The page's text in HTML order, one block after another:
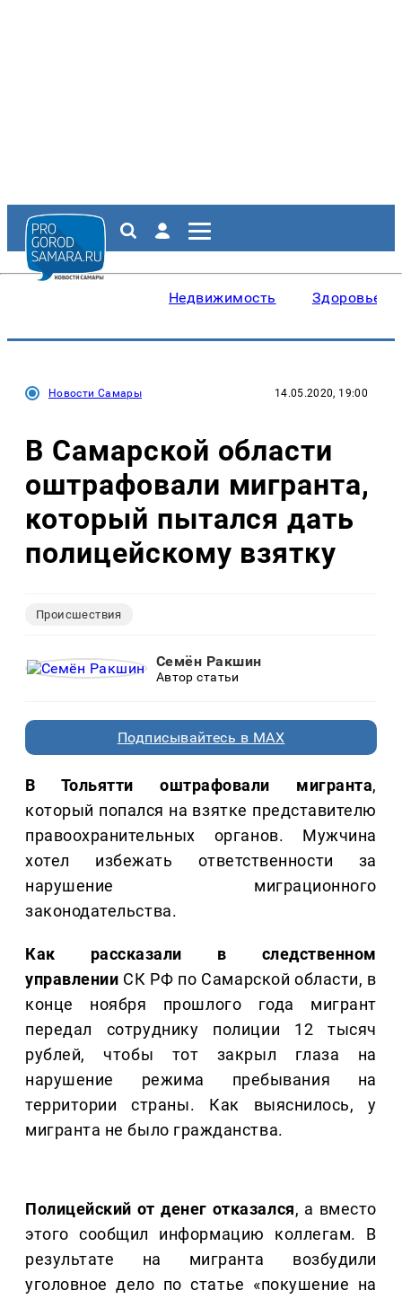
Недвижимость Здоровье
Новости Самары 14.05.2020, 19:00
В Самарской области
оштрафовали мигранта,
который пытался дать
полицейскому взятку
Происшествия
Семён Ракшин
Автор статьи
Подписывайтесь в MAX
В Тольятти оштрафовали мигранта,
который попался на взятке представителю
правоохранительных органов. Мужчина
хотел избежать ответственности за
нарушение миграционного
законодательства.
Как рассказали в следственном
управлении СК РФ по Самарской области, в
конце ноября прошлого года мигрант
передал сотруднику полиции 12 тысяч
рублей, чтобы тот закрыл глаза на
нарушение режима пребывания на
территории страны. Как выяснилось, у
мигранта не было гражданства.
Полицейский от денег отказался, а вместо
этого сообщил информацию коллегам. В
результате на мигранта возбудили
уголовное дело по статье «покушение на